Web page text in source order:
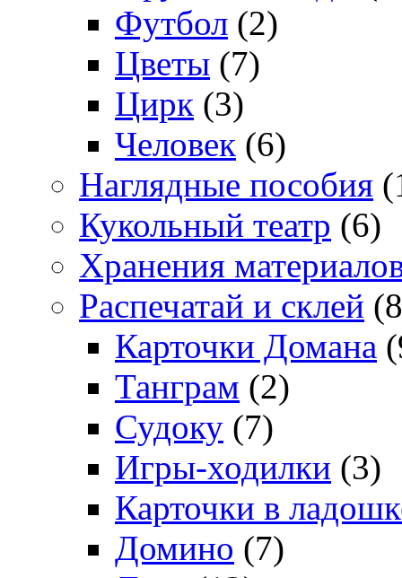
Футбол (2)
Цветы (7)
Цирк (3)
Человек (6)
Наглядные пособия
Кукольный театр (6)
Хранения
Распечатай и склей
Карточки Домана
Танграм (2)
Судоку (7)
Игры-ходилки (3)
Карточки в
Домино (7)